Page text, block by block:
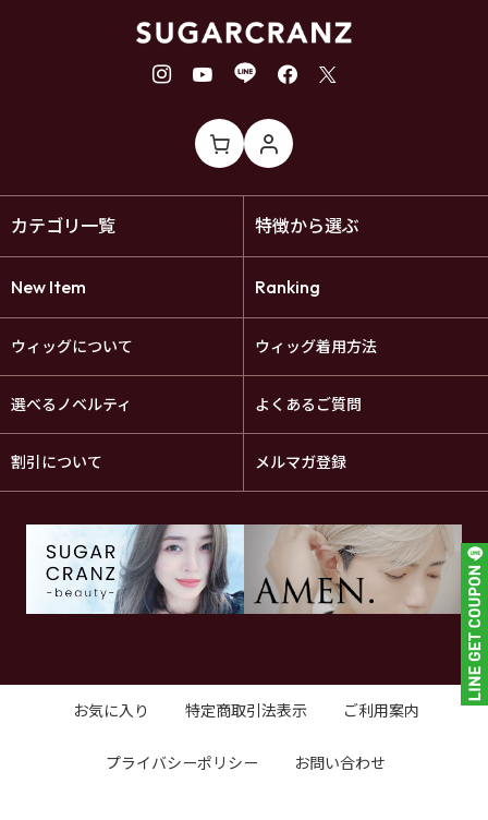
カテゴリ一覧 特徴から選ぶ
New Item Ranking
ウィッグについて ウィッグ着用方法
選べるノベルティ よくあるご質問
割引について メルマガ登録
お気に入り 特定商取引法表示 ご利用案内
プライバシーポリシー お問い合わせ